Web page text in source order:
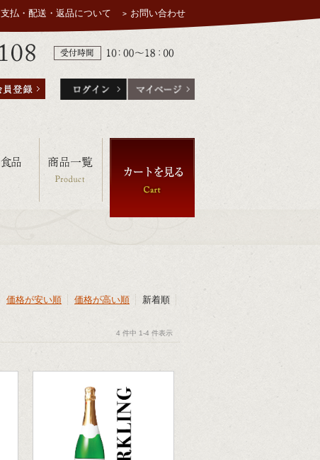
支払・配送・返品について お問い合わせ
価格が安い順 価格が高い順 新着順
4 件中 1-4 件表示